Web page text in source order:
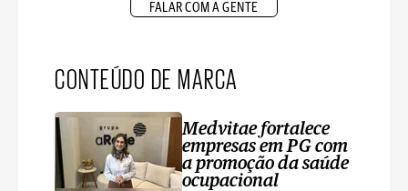
FALAR COM A GENTE
CONTEÚDO DE MARCA
Medvitae fortalece
empresas em PG com
a promoção da saúde
ocupacional